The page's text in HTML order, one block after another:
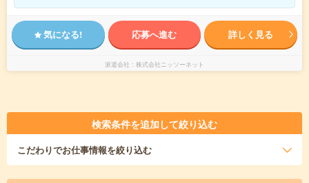
気になる! 応募へ進む 詳しく見る
派遣会社 株式会社ニッソーネット
検索条件を追加して絞り込む
こだわりでお仕事情報を絞り込む